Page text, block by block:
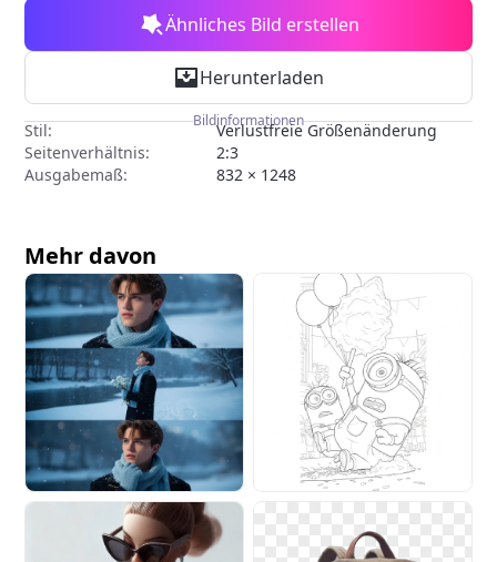
Ähnliches Bild erstellen
Herunterladen
Bildinformationen
Stil:
Verlustfreie Größenänderung
Seitenverhältnis:
2:3
Ausgabemaß:
832 × 1248
Mehr davon